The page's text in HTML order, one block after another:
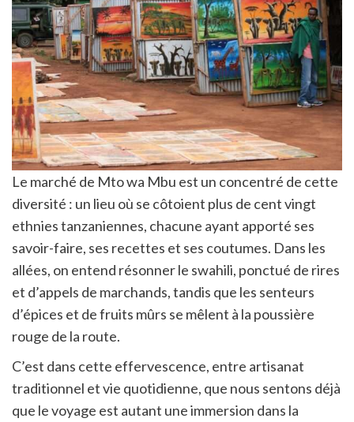
Le marché de Mto wa Mbu est un concentré de cette
diversité : un lieu où se côtoient plus de cent vingt
ethnies tanzaniennes, chacune ayant apporté ses
savoir-faire, ses recettes et ses coutumes. Dans les
allées, on entend résonner le swahili, ponctué de rires
et d’appels de marchands, tandis que les senteurs
d’épices et de fruits mûrs se mêlent à la poussière
rouge de la route.
C’est dans cette effervescence, entre artisanat
traditionnel et vie quotidienne, que nous sentons déjà
que le voyage est autant une immersion dans la